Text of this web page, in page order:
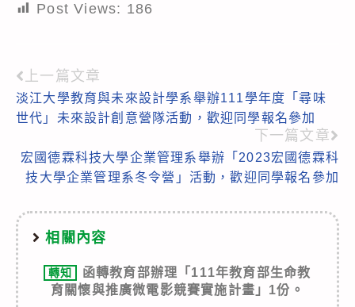
Post Views: 186
Read
more
上一篇文章
淡江大學教育與未來設計學系舉辦111學年度「尋味
世代」未來設計創意營隊活動，歡迎同學報名參加
下一篇文章
宏國德霖科技大學企業管理系舉辦「2023宏國德霖科
技大學企業管理系冬令營」活動，歡迎同學報名參加
相關內容
轉知
函轉教育部辦理「111年教育部生命教
育關懷與推廣微電影競賽實施計畫」1份。